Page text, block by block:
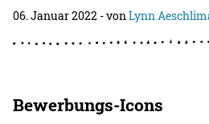
06. Januar 2022 - vonLynn
Bewerbungs-Icons